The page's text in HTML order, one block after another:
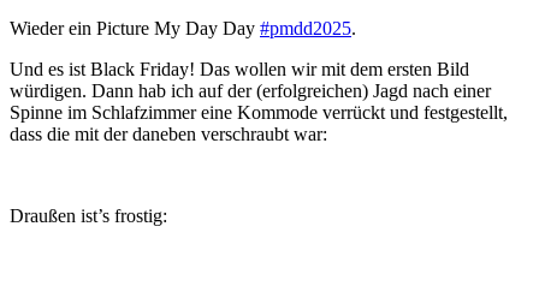
Wieder ein Picture My Day Day #pmdd2025.
Und es ist Black Friday! Das wollen wir mit dem ersten Bild
würdigen. Dann hab ich auf der (erfolgreichen) Jagd nach einer
Spinne im Schlafzimmer eine Kommode verrückt und festgestellt,
dass die mit der daneben verschraubt war:
Draußen ist’s frostig: